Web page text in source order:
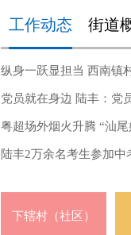
工作动态 街道
纵身一跃显担当 西南镇
党员就在身边 陆丰：党
粤超场外烟火升腾 “汕
陆丰2万余名考生参加中
下辖村（社区）